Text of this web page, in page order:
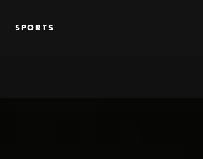
SPORTS